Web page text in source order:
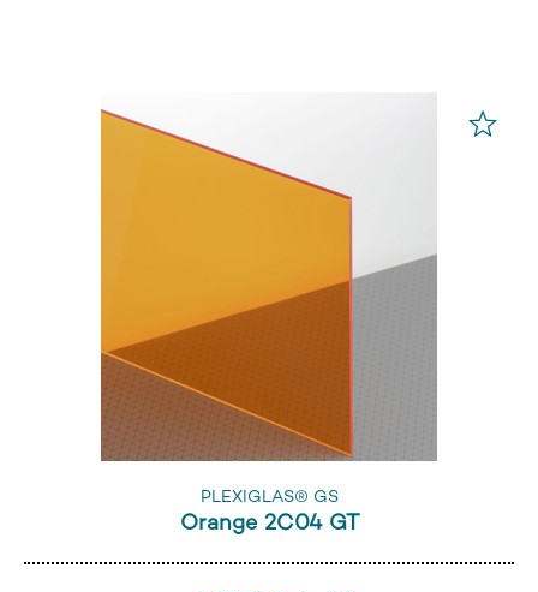
PLEXIGLAS® GS
Orange 2C04 GT